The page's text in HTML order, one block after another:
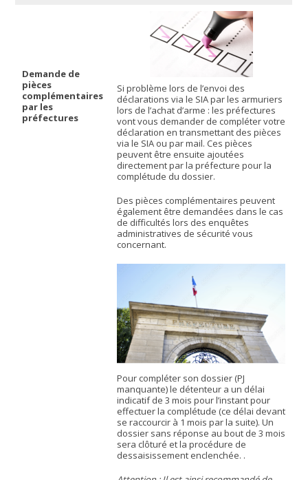
Demande de
pièces
complémentaires
par les
préfectures
Si problème lors de l’envoi des
déclarations via le SIA par les armuriers
lors de l’achat d’arme : les préfectures
vont vous demander de compléter votre
déclaration en transmettant des pièces
via le SIA ou par mail. Ces pièces
peuvent être ensuite ajoutées
directement par la préfecture pour la
complétude du dossier.
Des pièces complémentaires peuvent
également être demandées dans le cas
de difficultés lors des enquêtes
administratives de sécurité vous
concernant.
Pour compléter son dossier (PJ
manquante) le détenteur a un délai
indicatif de 3 mois pour l’instant pour
effectuer la complétude (ce délai devant
se raccourcir à 1 mois par la suite). Un
dossier sans réponse au bout de 3 mois
sera clôturé et la procédure de
dessaisissement enclenchée. .